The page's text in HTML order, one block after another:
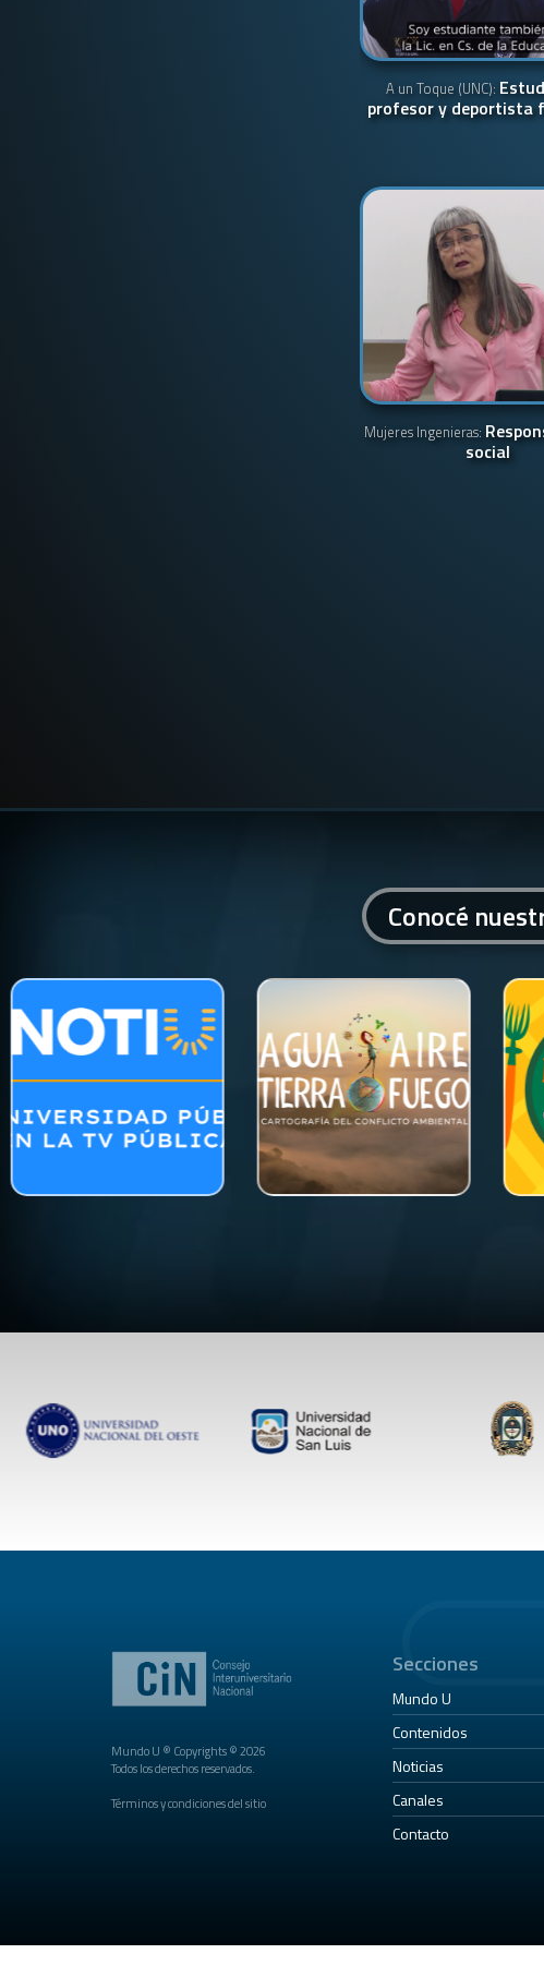
A un Toque (UNC):
profesor y deportista
Mujeres Ingenieras:
social
Conocé
Mundo U ® Copyrights © 2026
Todos los derechos reservados.
Términos y condiciones del sitio
Secciones
Mundo U
Contenidos
Noticias
Canales
Contacto